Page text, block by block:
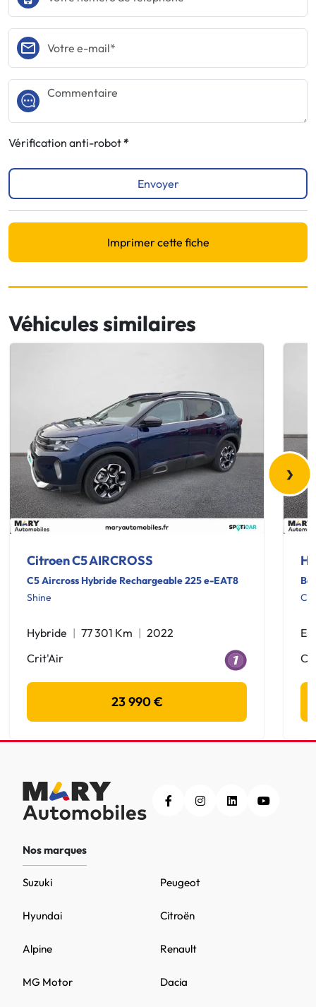
Vérification anti-robot
Envoyer
Imprimer cette fiche
Véhicules similaires
Citroen C5 AIRCROSS
C5 Aircross Hybride Rechargeable 225 e-EAT8
Shine
Hybride 77 301 Km
2022
Crit'Air
23 990 €
›
Nos marques
Peugeot
MG Motor
Citroën
Renault
Hyundai
Dacia
Alpine
Suzuki